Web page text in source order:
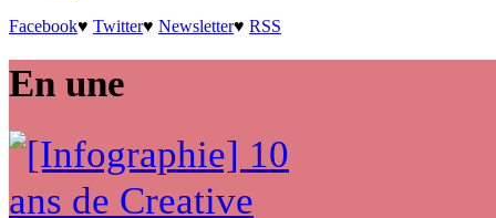
Facebook♥ Twitter♥ Newsletter♥ RSS
En une